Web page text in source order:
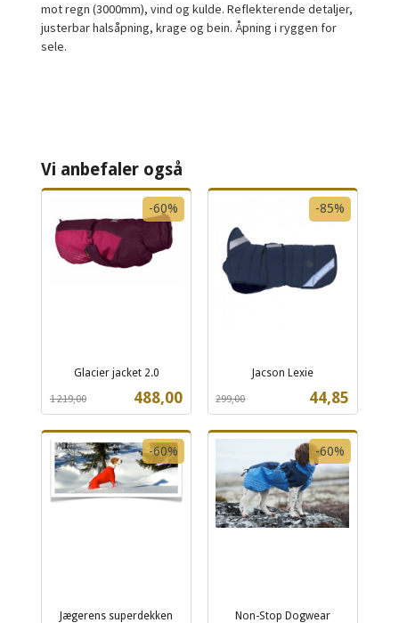
mot regn (3000mm), vind og kulde. Reflekterende detaljer,
justerbar halsåpning, krage og bein. Åpning i ryggen for
sele.
Vi anbefaler også
Glacier jacket 2.0
Tilbud
488,00
1 219,00
-60%
mva.
Jacson Lexie
Tilbud
44,85
299,00
-85%
mva.
Jægerens superdekken
-60%
Non-Stop Dogwear
-60%